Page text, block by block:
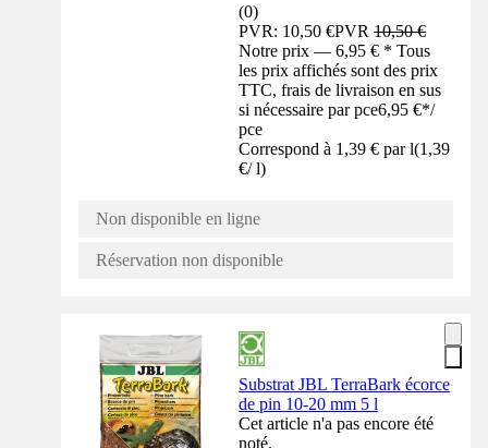
(0)
PVR: 10,50 €PVR10,50 €
Notre prix — 6,95 € * Tous
les prix affichés sont des prix
TTC, frais de livraison en sus
si nécessaire par pce6,95 €*/
pce
Correspond à 1,39 € par l(1,39
€/ l)
Non disponible en ligne
Réservation non disponible
Substrat JBL TerraBark écorce
de pin 10-20 mm 5 l
Cet article n'a pas encore été
noté.